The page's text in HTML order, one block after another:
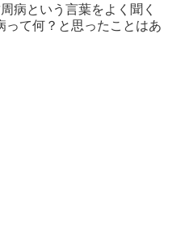
病という言葉をよく聞く
って何？と思ったことはあ